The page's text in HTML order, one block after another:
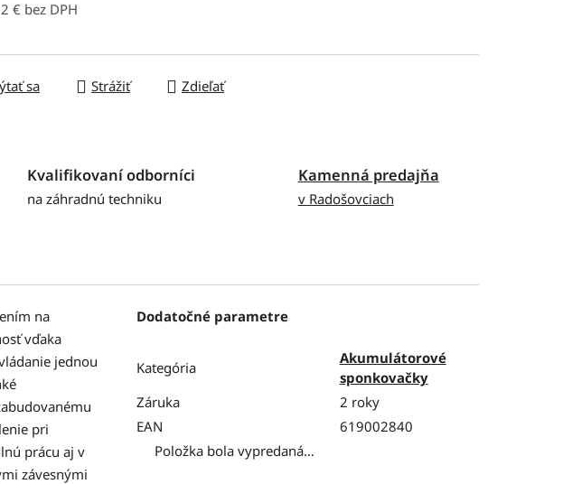
€ bez DPH
sa Strážiť Zdieľať
Kvalifikovaní odborníci
na záhradnú techniku
Kamenná predajňa
v Radošovciach
na
vďaka
jednou
pri
prácu aj v
závesnými
Dodatočné parametre
Kategória
Akumulátorové
sponkovačky
Záruka
2 roky
EAN
619002840
Položka bola vypredaná…